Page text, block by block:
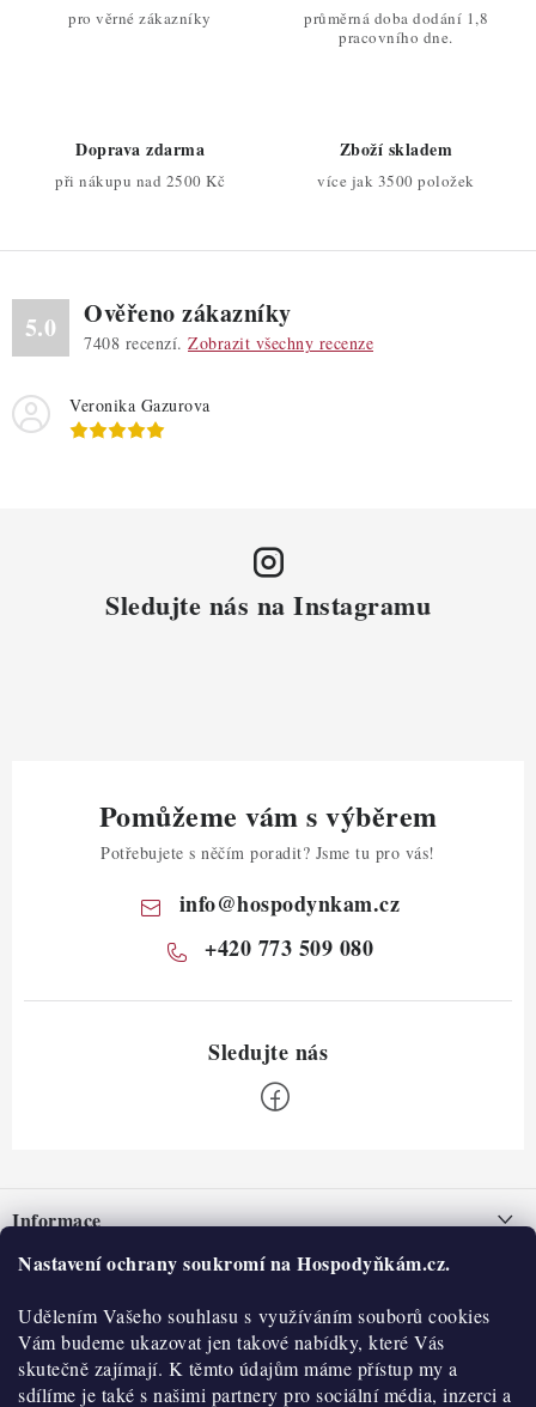
Nastavení ochrany soukromí na Hospodyňkám.cz.
Udělením Vašeho souhlasu s využíváním souborů cookies
Vám budeme ukazovat jen takové nabídky, které Vás
skutečně zajímají. K těmto údajům máme přístup my a
sdílíme je také s našimi partnery pro sociální média, inzerci a
pro věrné zákazníky
průměrná doba dodání 1,8
pracovního dne.
Doprava zdarma
při nákupu nad 2500 Kč
Zboží skladem
více jak 3500 položek
5.0 Ověřeno zákazníky
7408 recenzí. Zobrazit všechny recenze
Veronika Gazurova
Sledujte nás na Instagramu
Pomůžeme vám s výběrem
Potřebujete s něčím poradit? Jsme tu pro vás!
info@hospodynkam.cz
+420 773 509 080
pInformace
Nepřevzetí zásilky na dobírku
Obchodní podmínky
Hodnocení obchodu
Blog
O nás
Historie
Kontakty
O nákupu
Reklamace a vratky